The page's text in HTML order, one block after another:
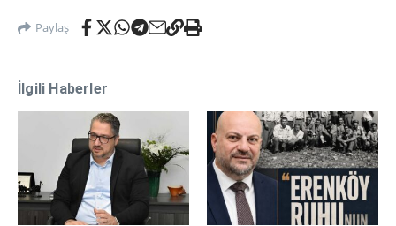
Paylaş
İlgili Haberler